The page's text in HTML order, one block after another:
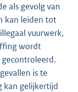
als gevolg van
kan leiden tot
vuurwerk,
wordt
is te
kan gelijkertijd